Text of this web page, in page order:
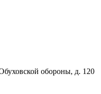
обороны, д. 120